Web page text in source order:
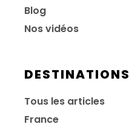
Blog
Nos vidéos
DESTINATIONS
Tous les articles
France